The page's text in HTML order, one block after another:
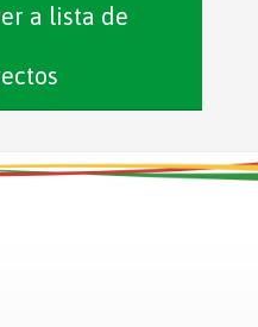
a lista de